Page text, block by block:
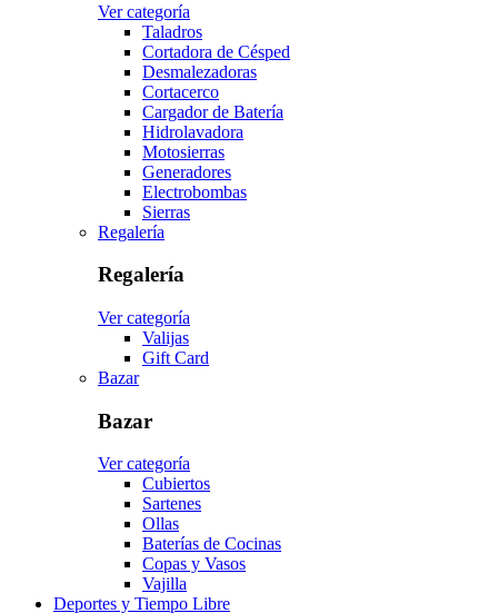
Ver categoría
Taladros
Cortadora de Césped
Desmalezadoras
Cortacerco
Cargador de Batería
Hidrolavadora
Motosierras
Generadores
Electrobombas
Sierras
Regalería
Regalería
Ver categoría
Valijas
Gift Card
Bazar
Bazar
Ver categoría
Cubiertos
Sartenes
Ollas
Baterías de Cocinas
Copas y Vasos
Vajilla
Deportes y Tiempo Libre